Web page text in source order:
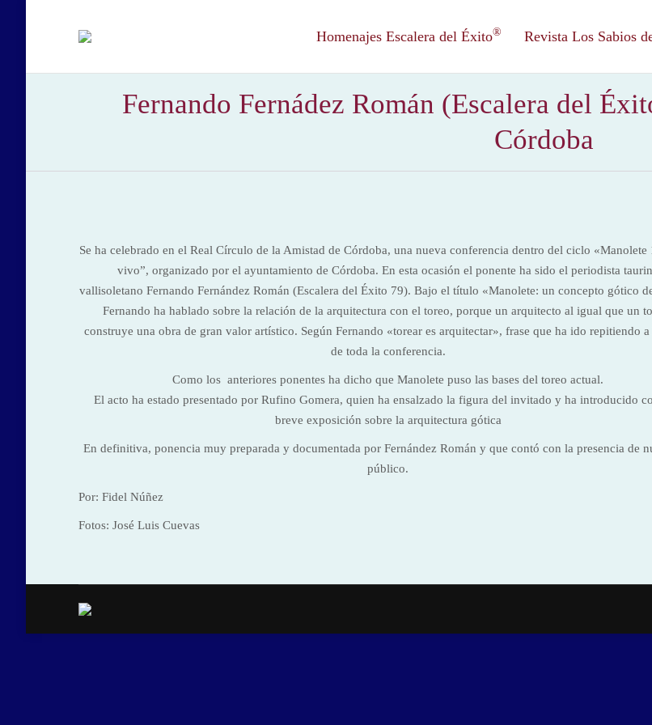
Homenajes Escalera del Éxito® Revista Los Sabios
Fernando Fernádez Román (Escalera del
Córdoba
Se ha celebrado en el Real Círculo de la Amistad de Córdoba, una nueva conferencia dentro del ciclo «Manolete
vivo”, organizado por el ayuntamiento de Córdoba. En esta ocasión el ponente ha sido el periodista
vallisoletano Fernando Fernández Román (Escalera del Éxito 79). Bajo el título «Manolete: un concepto gótico
Fernando ha hablado sobre la relación de la arquitectura con el toreo, porque un arquitecto al igual que un
construye una obra de gran valor artístico. Según Fernando «torear es arquitectar», frase que ha ido repitiendo
de toda la conferencia.
Como los anteriores ponentes ha dicho que Manolete puso las bases del toreo actual.
El acto ha estado presentado por Rufino Gomera, quien ha ensalzado la figura del invitado y ha introducido
breve exposición sobre la arquitectura gótica
En definitiva, ponencia muy preparada y documentada por Fernández Román y que contó con la presencia de
público.
Por: Fidel Núñez
Fotos: José Luis Cuevas